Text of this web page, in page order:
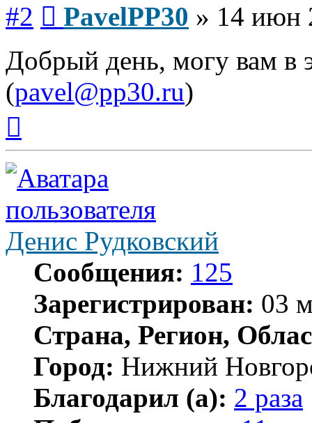
#2 PavelPP30 » 14 июн
Добрый день, могу вам в
(pavel@pp30.ru)
началу
Денис Рудковский
Сообщения: 125
Зарегистрирован: 03
Страна, Регион,
Город: Нижний
Благодарил (а): 2 раза